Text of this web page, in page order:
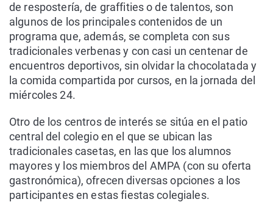
de respostería, de graffities o de talentos, son
algunos de los principales contenidos de un
programa que, además, se completa con sus
tradicionales verbenas y con casi un centenar de
encuentros deportivos, sin olvidar la chocolatada y
la comida compartida por cursos, en la jornada del
miércoles 24.
Otro de los centros de interés se sitúa en el patio
central del colegio en el que se ubican las
tradicionales casetas, en las que los alumnos
mayores y los miembros del AMPA (con su oferta
gastronómica), ofrecen diversas opciones a los
participantes en estas fiestas colegiales.